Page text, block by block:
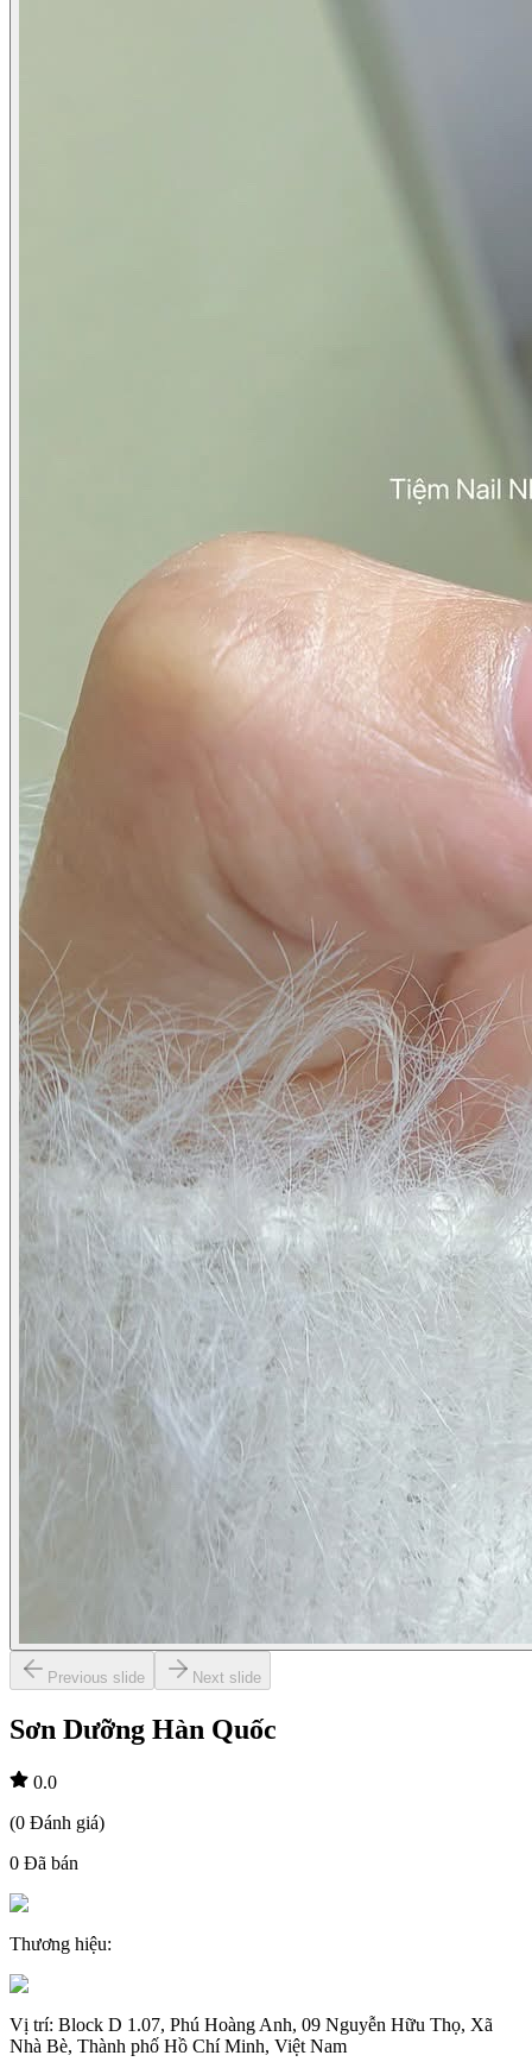
Previous slide Next slide
Sơn Dưỡng Hàn Quốc
0.0
(0 Đánh giá)
0 Đã bán
Thương hiệu:
Vị trí: Block D 1.07, Phú Hoàng Anh, 09 Nguyễn Hữu Thọ, Xã
Nhà Bè, Thành phố Hồ Chí Minh, Việt Nam